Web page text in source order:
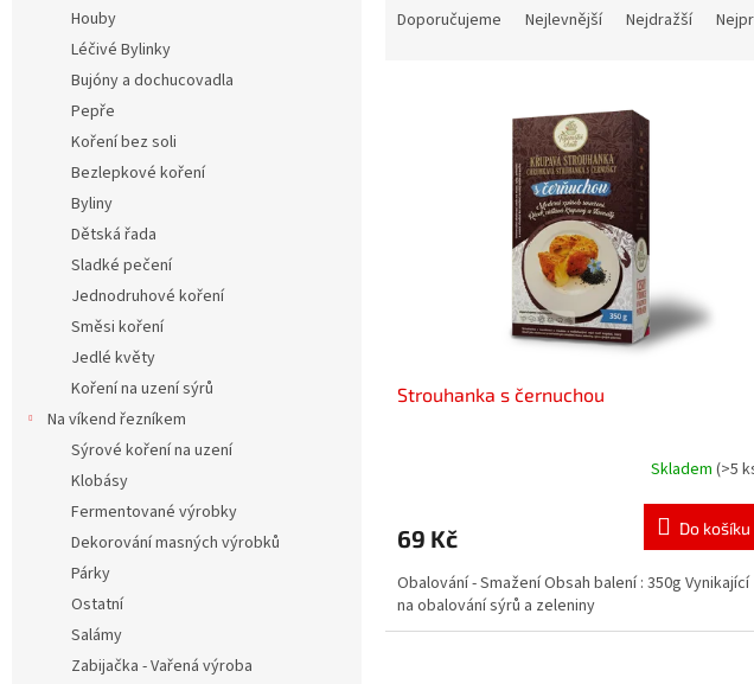
Houby
Léčivé Bylinky
Bujóny a dochucovadla
Pepře
Koření bez soli
Bezlepkové koření
Byliny
Dětská řada
Sladké pečení
Jednodruhové koření
Směsi koření
Jedlé květy
Koření na uzení sýrů
Na víkend řezníkem
Sýrové koření na uzení
Klobásy
Fermentované výrobky
Dekorování masných výrobků
Párky
Ostatní
Salámy
Zabijačka - Vařená výroba
Doporučujeme Nejlevnější Nejdražší
Strouhanka s černuchou
Skladem (>5
69 Kč Do košíku
Obalování - Smažení Obsah balení : 350g Vynikající
na obalování sýrů a zeleniny